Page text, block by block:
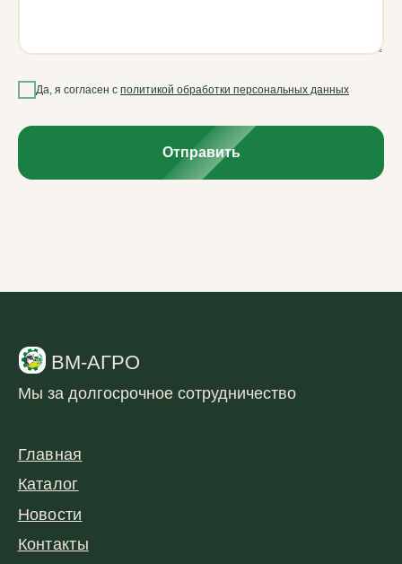
Да, я согласен с политикой обработки персональных данных
Отправить